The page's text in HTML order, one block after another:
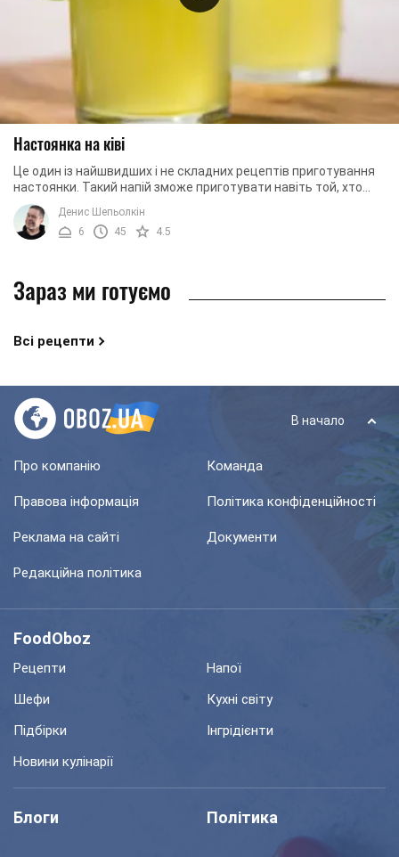
Настоянка на ківі
Це один із найшвидших і не складних рецептів приготування
настоянки. Такий напій зможе приготувати навіть той, хто
жодного разу не стикався з ...
Денис Шепьолкін
6
45 4.5
Зараз ми готуємо
Всі рецепти
В начало
Про компанію Команда
Правова інформація Політика конфіденційності
Реклама на сайті Документи
Редакційна політика
FoodOboz
Рецепти
Напої
Шефи
Кухні світу
Підбірки
Інгрідієнти
Новини кулінарії
Блоги Політика